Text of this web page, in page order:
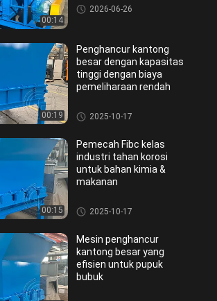
00:14
Mesin Penghancur Pupuk
2026-06-26
00:19
Penghancur kantong
besar dengan kapasitas
tinggi dengan biaya
pemeliharaan rendah
Mesin Penghancur Pupuk
2025-10-17
00:15
Pemecah Fibc kelas
industri tahan korosi
untuk bahan kimia &
makanan
Mesin Penghancur Pupuk
2025-10-17
Mesin penghancur
kantong besar yang
efisien untuk pupuk
bubuk